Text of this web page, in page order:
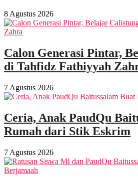
8 Agustus 2026
Calon Generasi Pintar,
di Tahfidz Fathiyyah
7 Agustus 2026
Ceria, Anak PaudQu
Rumah dari Stik Eskrim
7 Agustus 2026